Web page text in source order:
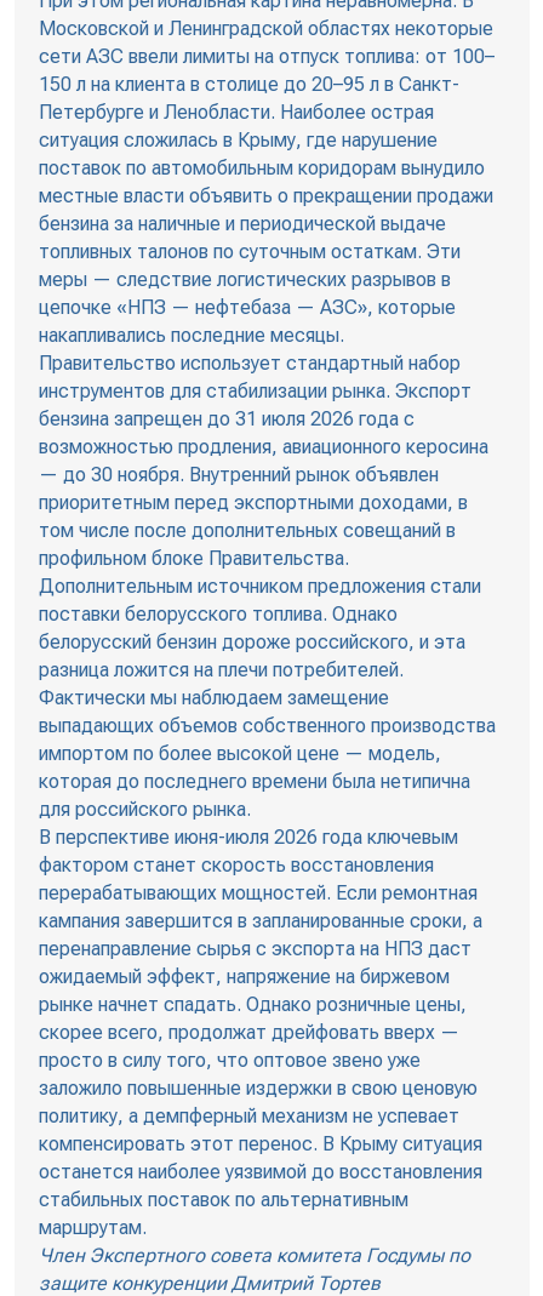
Московской и Ленинградской областях некоторые
сети АЗС ввели лимиты на отпуск топлива: от 100–
150 л на клиента в столице до 20–95 л в Санкт-
Петербурге и Ленобласти. Наиболее острая
ситуация сложилась в Крыму, где нарушение
поставок по автомобильным коридорам вынудило
местные власти объявить о прекращении продажи
бензина за наличные и периодической выдаче
топливных талонов по суточным остаткам. Эти
меры — следствие логистических разрывов в
цепочке «НПЗ — нефтебаза — АЗС», которые
накапливались последние месяцы.
Правительство использует стандартный набор
инструментов для стабилизации рынка. Экспорт
бензина запрещен до 31 июля 2026 года с
возможностью продления, авиационного керосина
— до 30 ноября. Внутренний рынок объявлен
приоритетным перед экспортными доходами, в
том числе после дополнительных совещаний в
профильном блоке Правительства.
Дополнительным источником предложения стали
поставки белорусского топлива. Однако
белорусский бензин дороже российского, и эта
разница ложится на плечи потребителей.
Фактически мы наблюдаем замещение
выпадающих объемов собственного производства
импортом по более высокой цене — модель,
которая до последнего времени была нетипична
для российского рынка.
В перспективе июня-июля 2026 года ключевым
фактором станет скорость восстановления
перерабатывающих мощностей. Если ремонтная
кампания завершится в запланированные сроки, а
перенаправление сырья с экспорта на НПЗ даст
ожидаемый эффект, напряжение на биржевом
рынке начнет спадать. Однако розничные цены,
скорее всего, продолжат дрейфовать вверх —
просто в силу того, что оптовое звено уже
заложило повышенные издержки в свою ценовую
политику, а демпферный механизм не успевает
компенсировать этот перенос. В Крыму ситуация
останется наиболее уязвимой до восстановления
стабильных поставок по альтернативным
маршрутам.
Член Экспертного совета комитета Госдумы по
защите конкуренции Дмитрий Тортев